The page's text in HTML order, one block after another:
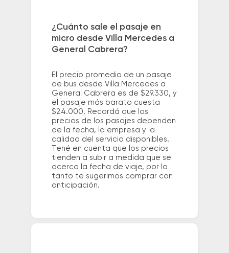
¿Cuánto sale el pasaje en
micro desde Villa Mercedes a
General Cabrera?
El precio promedio de un pasaje
de bus desde Villa Mercedes a
General Cabrera es de $29.330, y
el pasaje más barato cuesta
$24.000. Recordá que los
precios de los pasajes dependen
de la fecha, la empresa y la
calidad del servicio disponibles.
Tené en cuenta que los precios
tienden a subir a medida que se
acerca la fecha de viaje, por lo
tanto te sugerimos comprar con
anticipación.